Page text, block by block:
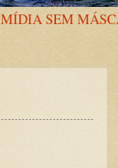
MÍDIA SEM